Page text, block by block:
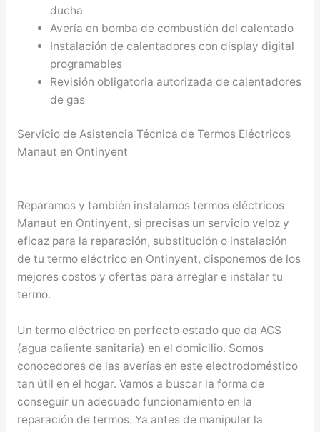
ducha
Avería en bomba de combustión del calentado
Instalación de calentadores con display digital
programables
Revisión obligatoria autorizada de calentadores
de gas
Servicio de Asistencia Técnica de Termos Eléctricos
Manaut en Ontinyent
Reparamos y también instalamos termos eléctricos
Manaut en Ontinyent, si precisas un servicio veloz y
eficaz para la reparación, substitución o instalación
de tu termo eléctrico en Ontinyent, disponemos de los
mejores costos y ofertas para arreglar e instalar tu
termo.
Un termo eléctrico en perfecto estado que da ACS
(agua caliente sanitaria) en el domicilio. Somos
conocedores de las averías en este electrodoméstico
tan útil en el hogar. Vamos a buscar la forma de
conseguir un adecuado funcionamiento en la
reparación de termos. Ya antes de manipular la